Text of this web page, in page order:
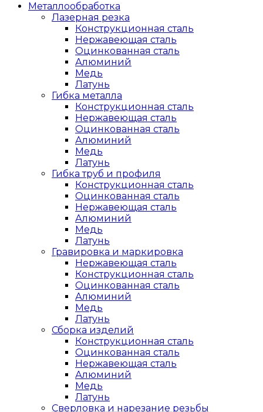
Металлообработка
Лазерная резка
Конструкционная сталь
Нержавеющая сталь
Оцинкованная сталь
Алюминий
Медь
Латунь
Гибка металла
Конструкционная сталь
Нержавеющая сталь
Оцинкованная сталь
Алюминий
Медь
Латунь
Гибка труб и профиля
Конструкционная сталь
Оцинкованная сталь
Нержавеющая сталь
Алюминий
Медь
Латунь
Гравировка и маркировка
Нержавеющая сталь
Конструкционная сталь
Оцинкованная сталь
Алюминий
Медь
Латунь
Сборка изделий
Конструкционная сталь
Оцинкованная сталь
Нержавеющая сталь
Алюминий
Медь
Латунь
Сверловка и нарезание резьбы